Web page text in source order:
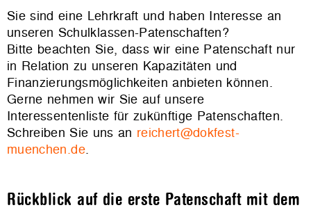
Sie sind eine Lehrkraft und haben Interesse an
unseren Schulklassen-Patenschaften?
Bitte beachten Sie, dass wir eine Patenschaft nur
in Relation zu unseren Kapazitäten und
Finanzierungsmöglichkeiten anbieten können.
Gerne nehmen wir Sie auf unsere
Interessentenliste für zukünftige Patenschaften.
Schreiben Sie uns an reichert@dokfest-
muenchen.de.
Rückblick auf die erste Patenschaft mit dem